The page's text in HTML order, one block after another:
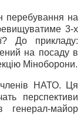
перебування на
3-х
До прикладу:
на посаду в
Міноборони.
членів НАТО. Ця
перспективи
генерал-майор